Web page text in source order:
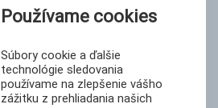
Používame cookies
Súbory cookie a ďalšie
technológie sledovania
používame na zlepšenie vášho
zážitku z prehliadania našich